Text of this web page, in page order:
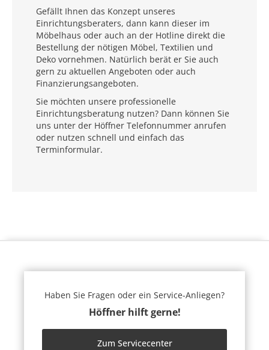
Gefällt Ihnen das Konzept unseres
Einrichtungsberaters, dann kann dieser im
Möbelhaus oder auch an der Hotline direkt die
Bestellung der nötigen Möbel, Textilien und
Deko vornehmen. Natürlich berät er Sie auch
gern zu aktuellen Angeboten oder auch
Finanzierungsangeboten.
Sie möchten unsere professionelle
Einrichtungsberatung nutzen? Dann können Sie
uns unter der Höffner Telefonnummer anrufen
oder nutzen schnell und einfach das
Terminformular.
Haben Sie Fragen oder ein Service-Anliegen?
Höffner hilft gerne!
Zum Servicecenter